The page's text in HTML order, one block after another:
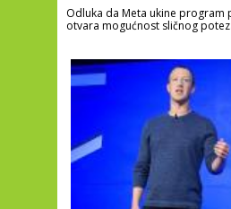
Odluka da Meta ukine program
otvara mogućnost sličnog